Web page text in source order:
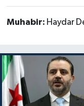
Muhabir: Haydar